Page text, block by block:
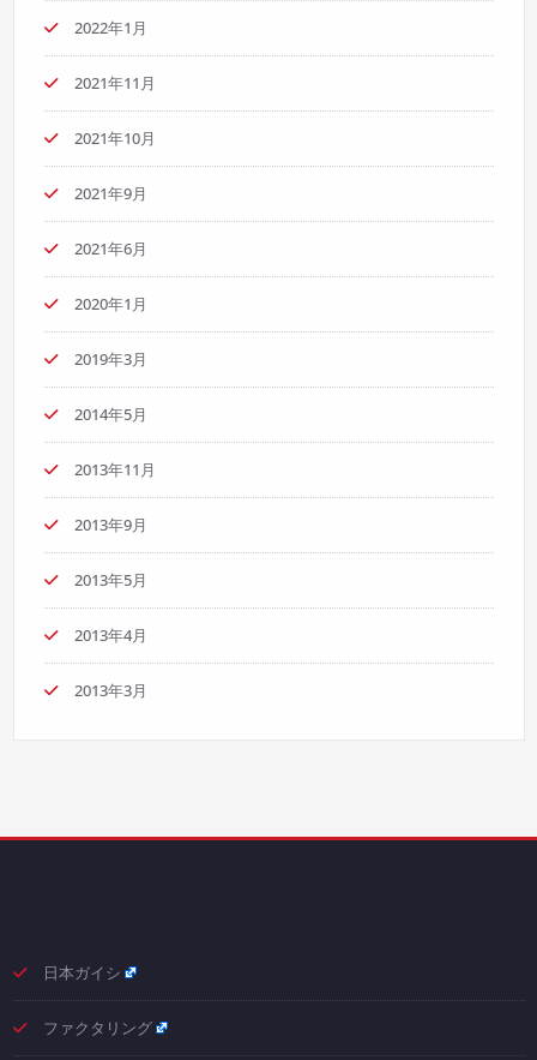
2022年1月
2021年11月
2021年10月
2021年9月
2021年6月
2020年1月
2019年3月
2014年5月
2013年11月
2013年9月
2013年5月
2013年4月
2013年3月
日本ガイシ
ファクタリング